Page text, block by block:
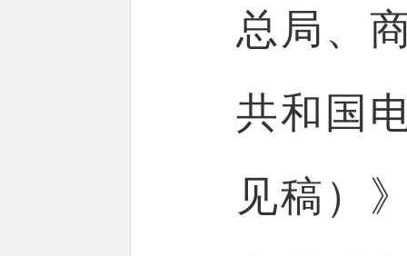
总局、
共和国
见稿）